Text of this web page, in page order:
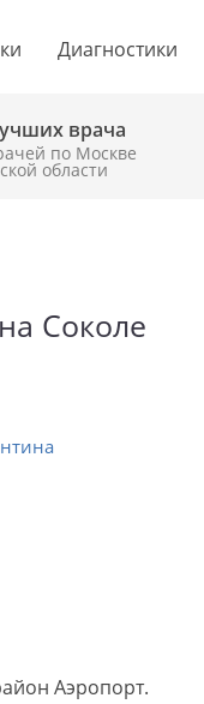
Диагностики
врача
по Москве
области
Соколе
Аэропорт.